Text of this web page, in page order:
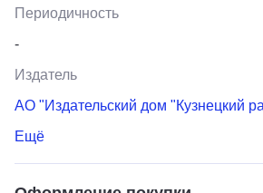
Периодичность
-
Издатель
АО "Издательский дом "Кузнецкий
Ещё